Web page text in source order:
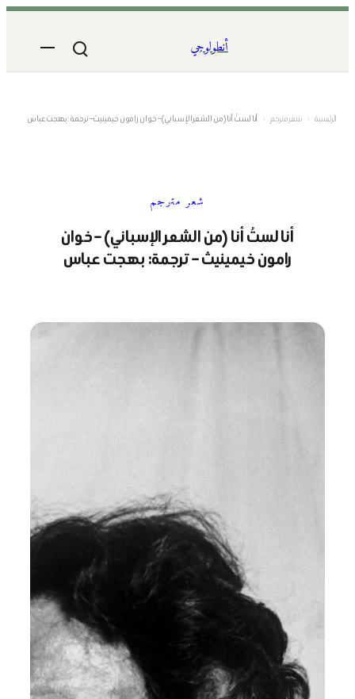
المحتوى
أنطولوجي
الرئيسية › شعر مترجم › أنا لستُ أنا (من الشعر الإسباني) – خوان رامون خيمينيث – ترجمة: بهجت عباس
شعر مترجم
أنا لستُ أنا (من الشعر الإسباني) – خوان
رامون خيمينيث – ترجمة: بهجت عباس